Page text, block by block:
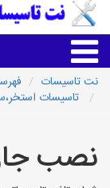
نت تاسیسات
تاسیسات
نصب